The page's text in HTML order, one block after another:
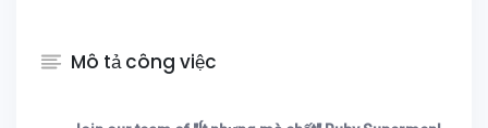
Mô tả công việc